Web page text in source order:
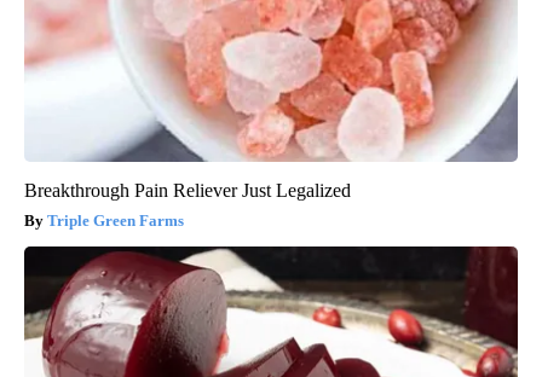
Breakthrough Pain Reliever Just Legalized
Triple Green Farms